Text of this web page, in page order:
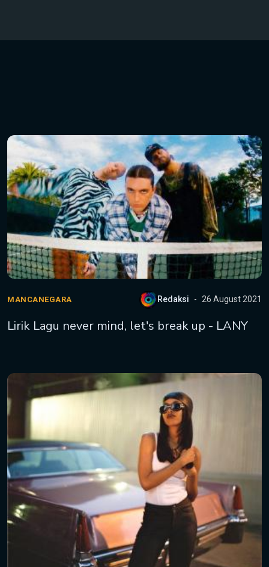
MANCANEGARA Redaksi 26 August 2021
Lirik Lagu never mind, let's break up - LANY